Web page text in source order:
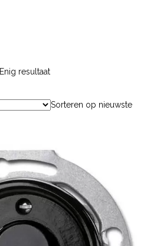
Enig resultaat
Sorteren op nieuwste